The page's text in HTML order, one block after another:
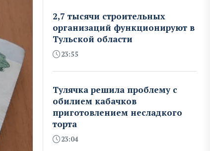
2,7 тысячи строительных
организаций функционируют в
Тульской области
23:55
Тулячка решила проблему с
обилием кабачков
приготовлением несладкого
торта
23:04